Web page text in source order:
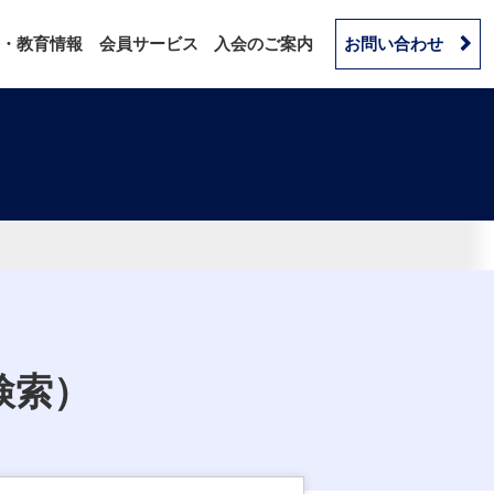
教育情報 会員サービス 入会のご案内 お問い合わせ
）